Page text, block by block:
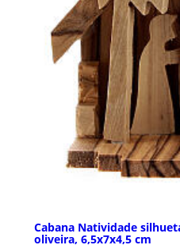
Cabana Natividade
oliveira, 6,5x7x4,5 cm